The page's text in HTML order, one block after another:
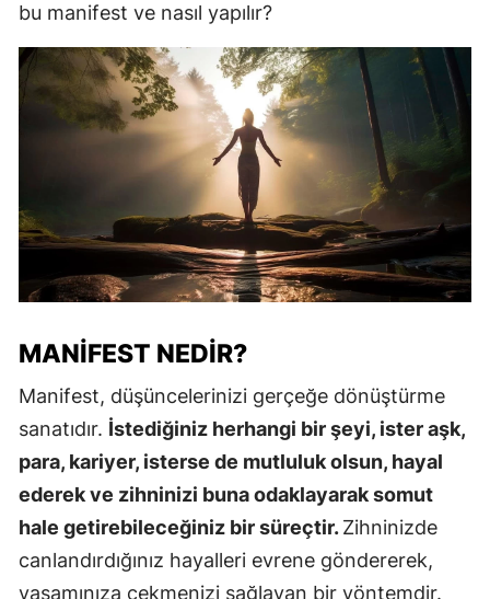
bu manifest ve nasıl yapılır?
MANIFEST NEDIR?
Manifest, düşüncelerinizi gerçeğe dönüştürme
sanatıdır. İstediğiniz herhangi bir şeyi, ister aşk,
para, kariyer, isterse de mutluluk olsun, hayal
ederek ve zihninizi buna odaklayarak somut
hale getirebileceğiniz bir süreçtir.Zihninizde
canlandırdığınız hayalleri evrene göndererek,
yaşamınıza çekmenizi sağlayan bir yöntemdir.